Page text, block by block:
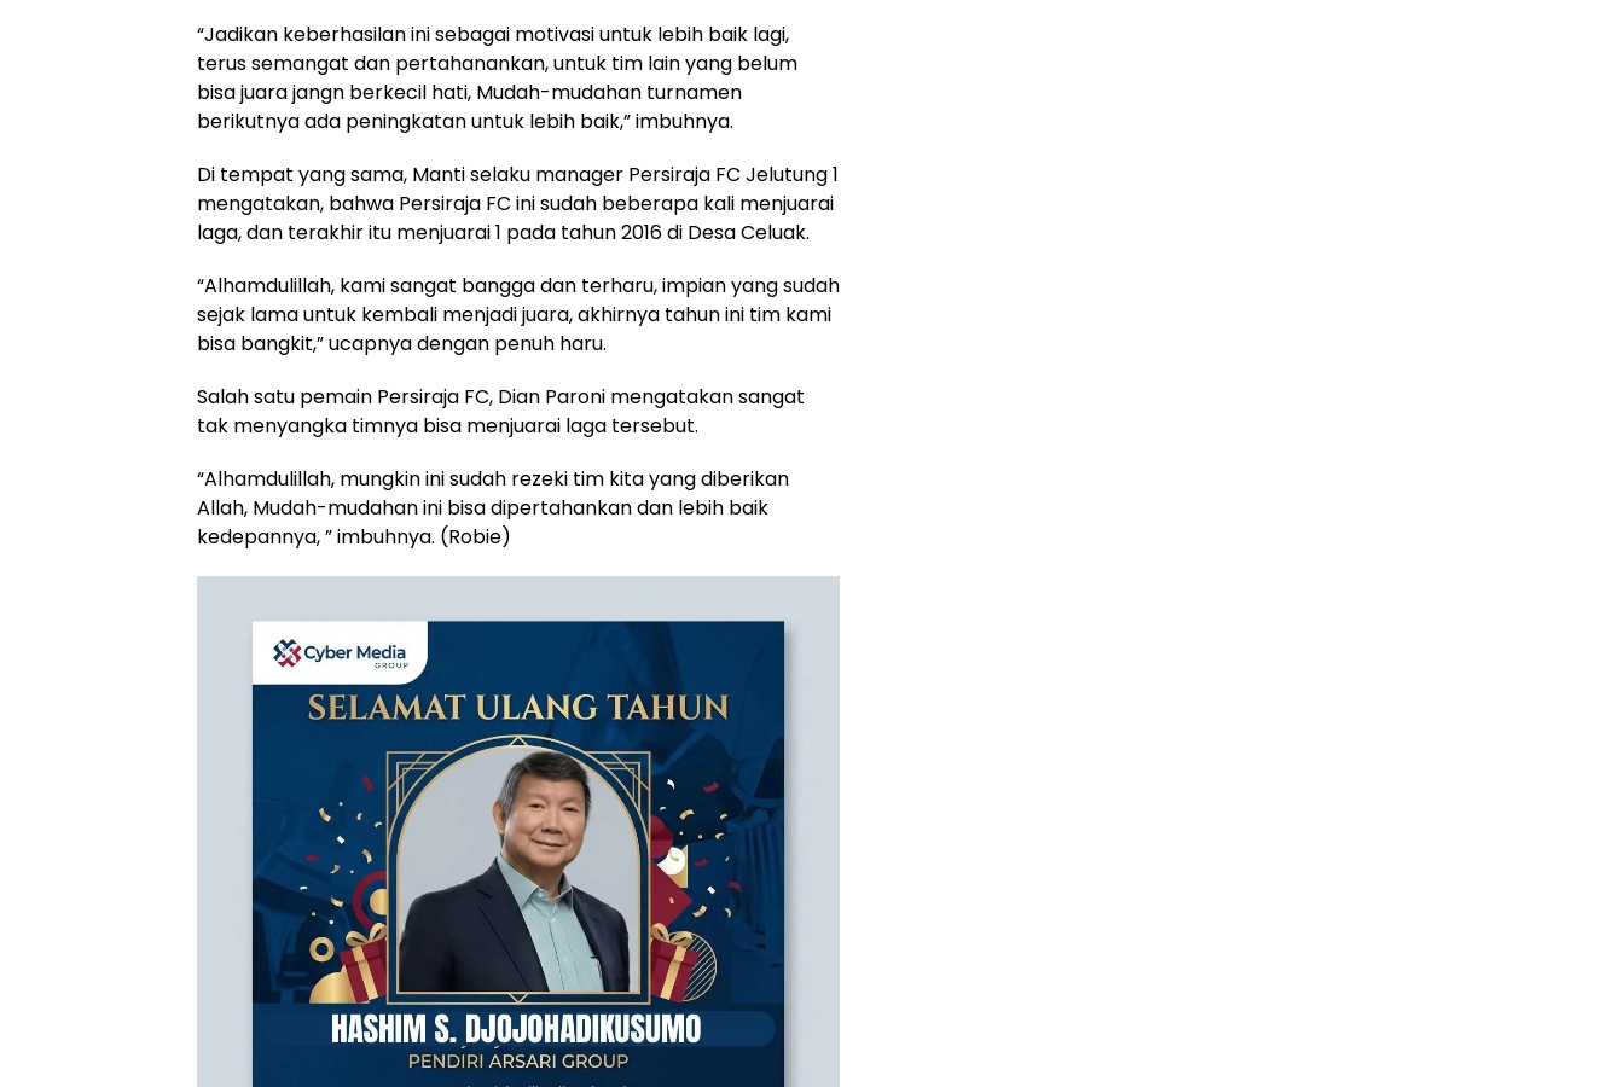
“Jadikan keberhasilan ini sebagai motivasi untuk lebih baik lagi,
terus semangat dan pertahanankan, untuk tim lain yang belum
bisa juara jangn berkecil hati, Mudah-mudahan turnamen
berikutnya ada peningkatan untuk lebih baik,” imbuhnya.
Di tempat yang sama, Manti selaku manager Persiraja FC Jelutung 1
mengatakan, bahwa Persiraja FC ini sudah beberapa kali menjuarai
laga, dan terakhir itu menjuarai 1 pada tahun 2016 di Desa Celuak.
“Alhamdulillah, kami sangat bangga dan terharu, impian yang sudah
sejak lama untuk kembali menjadi juara, akhirnya tahun ini tim kami
bisa bangkit,” ucapnya dengan penuh haru.
Salah satu pemain Persiraja FC, Dian Paroni mengatakan sangat
tak menyangka timnya bisa menjuarai laga tersebut.
“Alhamdulillah, mungkin ini sudah rezeki tim kita yang diberikan
Allah, Mudah-mudahan ini bisa dipertahankan dan lebih baik
kedepannya, ” imbuhnya. (Robie)